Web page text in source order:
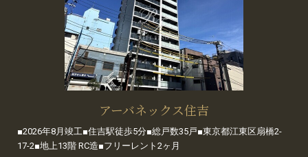
アーバネックス住吉
■2026年8月竣工■住吉駅徒歩5分■総戸数35戸■東京都江東区扇橋2-
17-2■地上13階 RC造■フリーレント2ヶ月